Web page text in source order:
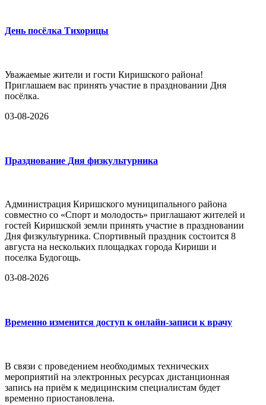
День посёлка Тихорицы
Уважаемые жители и гости Киришского района!
Приглашаем вас принять участие в праздновании Дня
посёлка.
03-08-2026
Празднование Дня физкультурника
Администрация Киришского муниципального района
совместно со «Спорт и молодость» приглашают жителей и
гостей Киришской земли принять участие в праздновании
Дня физкультурника. Спортивный праздник состоится 8
августа на нескольких площадках города Кириши и
поселка Будогощь.
03-08-2026
Временно изменится доступ к онлайн-записи к врачу
В связи с проведением необходимых технических
мероприятий на электронных ресурсах дистанционная
запись на приём к медицинским специалистам будет
временно приостановлена.